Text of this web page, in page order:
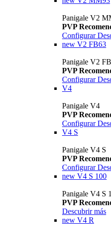
Panigale V2
PVP
Configurar
new V2 FB63
Panigale V2
PVP
Configurar
V4
Panigale V4
PVP
Configurar
V4 S
Panigale V4 S
PVP
Configurar
new V4 S 100
Panigale V4 S
PVP
Descubrir más
new V4 R